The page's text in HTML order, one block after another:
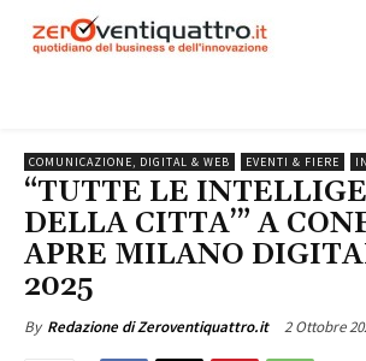
COMUNICAZIONE, DIGITAL & WEB EVENTI & FIERE
“TUTTE LE
DELLA CITTA’” A
APRE MILANO
2025
By Redazione di Zeroventiquattro.it 2 Ottobre